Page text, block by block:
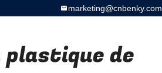
marketing@cnbenky.com
de